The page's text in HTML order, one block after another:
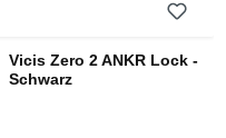
Vicis Zero 2 ANKR Lock -
Schwarz